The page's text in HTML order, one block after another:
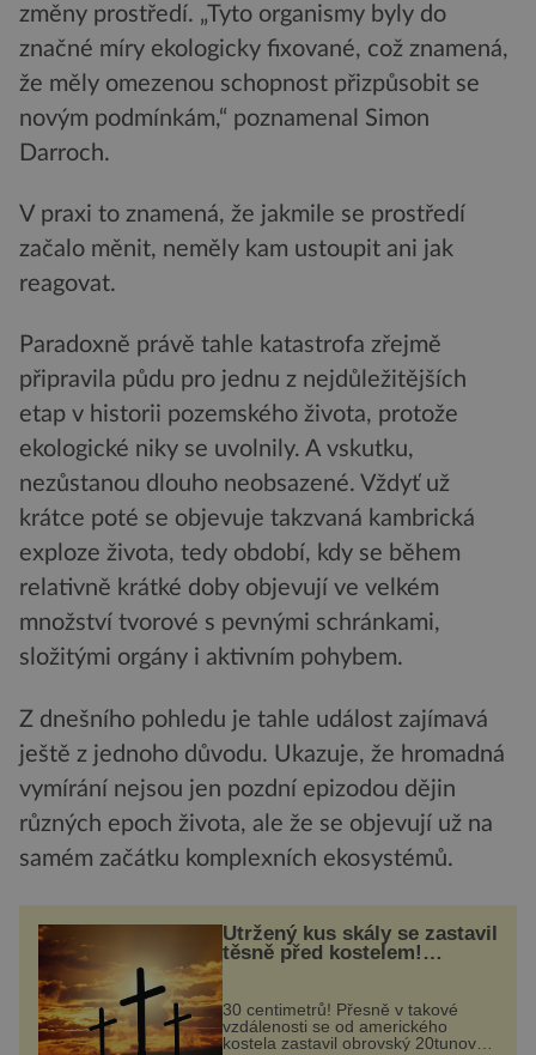
změny prostředí. „Tyto organismy byly do
značné míry ekologicky fixované, což znamená,
že měly omezenou schopnost přizpůsobit se
novým podmínkám,“ poznamenal Simon
Darroch.
V praxi to znamená, že jakmile se prostředí
začalo měnit, neměly kam ustoupit ani jak
reagovat.
Paradoxně právě tahle katastrofa zřejmě
připravila půdu pro jednu z nejdůležitějších
etap v historii pozemského života, protože
ekologické niky se uvolnily. A vskutku,
nezůstanou dlouho neobsazené. Vždyť už
krátce poté se objevuje takzvaná kambrická
exploze života, tedy období, kdy se během
relativně krátké doby objevují ve velkém
množství tvorové s pevnými schránkami,
složitými orgány i aktivním pohybem.
Z dnešního pohledu je tahle událost zajímavá
ještě z jednoho důvodu. Ukazuje, že hromadná
vymírání nejsou jen pozdní epizodou dějin
různých epoch života, ale že se objevují už na
samém začátku komplexních ekosystémů.
Utržený kus skály se zastavil
těsně před kostelem!
Ochránila ho boží síla?
30 centimetrů! Přesně v takové
vzdálenosti se od amerického
kostela zastavil obrovský 20tunový